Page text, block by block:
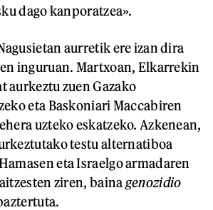
dago kanporatzea».
aurretik ere izan dira
inguruan. Martxoan, Elkarrekin
aurkeztu zuen Gazako
eta Baskoniari Maccabiren
uzteko eskatzeko. Azkenean,
testu alternatiboa
eta Israelgo armadaren
ziren, bainagenozidio